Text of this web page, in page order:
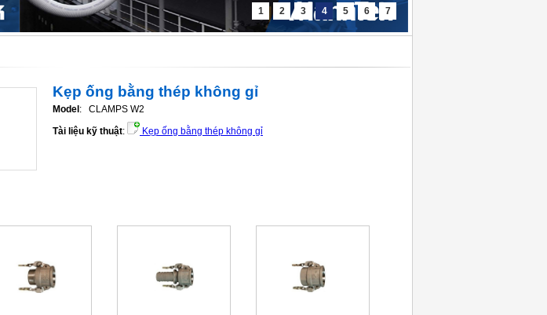
1 2 3 4 5 6 7
Kẹp ống bằng thép không gỉ
Model : CLAMPS W2
Tài liệu kỹ thuật: Kẹp ống bằng thép không gỉ